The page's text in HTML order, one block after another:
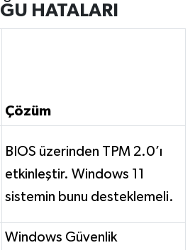
HATALARI
Çözüm
BIOS üzerinden TPM 2.0’ı
etkinleştir. Windows 11
sistemin bunu desteklemeli.
Windows Güvenlik